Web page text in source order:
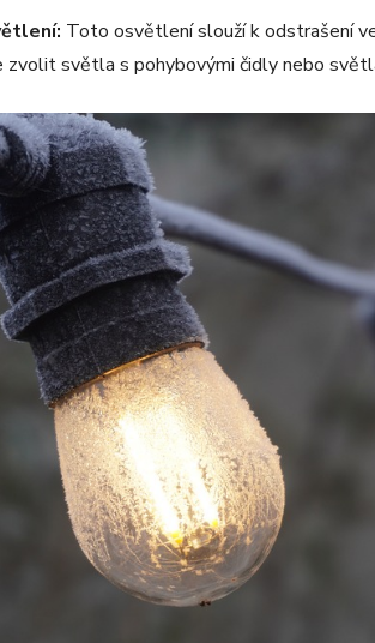
Toto osvětlení slouží k odstrašení
světla s pohybovými čidly nebo